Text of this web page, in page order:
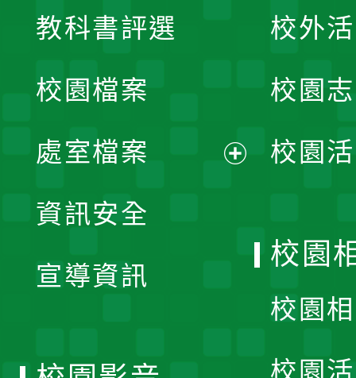
單
教科書評選
校園檔案
處室檔案
資訊安全
宣導資訊
校外
校園
校園
校園
校園
校園